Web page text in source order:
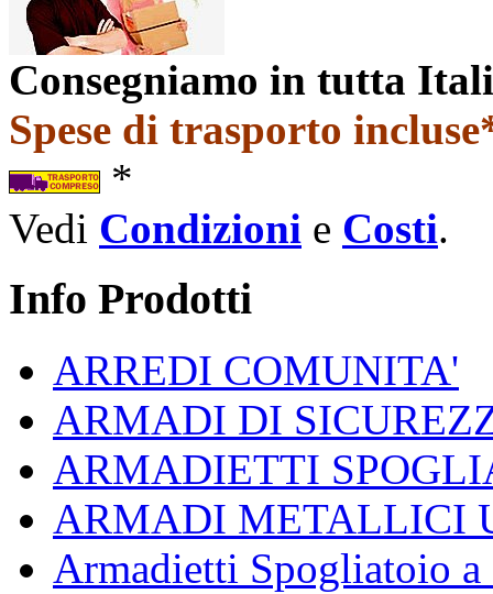
Consegniamo in tutta
Spese di trasporto
*
Vedi Condizioni e Costi.
Info Prodotti
ARREDI COMUNITA'
ARMADI DI
ARMADIETTI
ARMADI METALLICI
Armadietti Spogliatoio a